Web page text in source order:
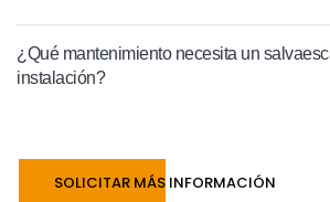
¿Qué mantenimiento necesita un
instalación?
SOLICITAR MÁS INFORMACIÓN